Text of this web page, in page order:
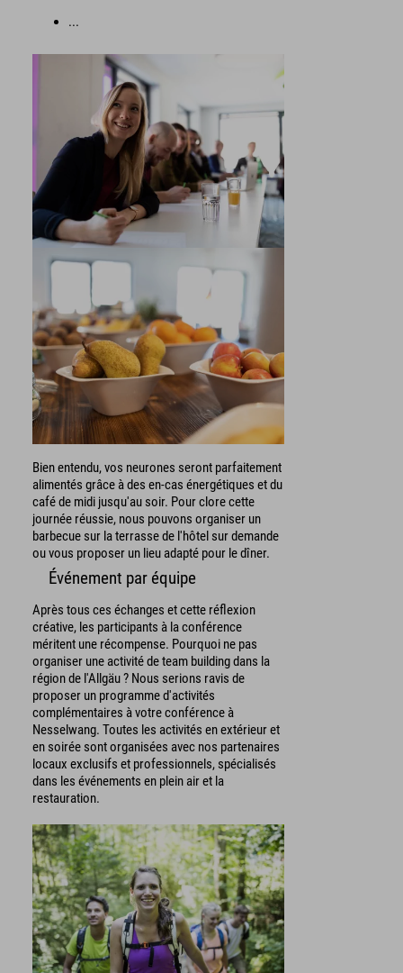
...
Bien entendu, vos neurones seront parfaitement
alimentés grâce à des en-cas énergétiques et du
café de midi jusqu'au soir. Pour clore cette
journée réussie, nous pouvons organiser un
barbecue sur la terrasse de l'hôtel sur demande
ou vous proposer un lieu adapté pour le dîner.
Événement par équipe
Après tous ces échanges et cette réflexion
créative, les participants à la conférence
méritent une récompense. Pourquoi ne pas
organiser une activité de team building dans la
région de l'Allgäu ? Nous serions ravis de
proposer un programme d'activités
complémentaires à votre conférence à
Nesselwang. Toutes les activités en extérieur et
en soirée sont organisées avec nos partenaires
locaux exclusifs et professionnels, spécialisés
dans les événements en plein air et la
restauration.